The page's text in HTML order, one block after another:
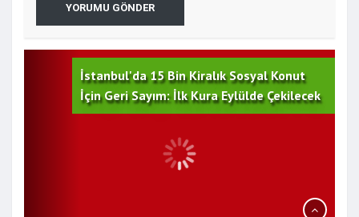
YORUMU GÖNDER
İstanbul'da 15 Bin Kiralık Sosyal Konut
İçin Geri Sayım: İlk Kura Eylülde Çekilecek